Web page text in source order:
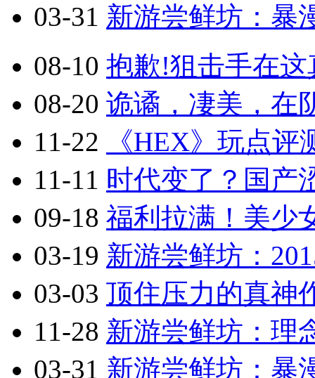
03-31 新游尝鲜坊：暴
08-10 抱歉!狙击手在
08-20 诡谲，凄美，在
11-22
《HEX》玩点
11-11 时代变了？国产
09-18 福利拉满！美少
03-19 新游尝鲜坊：
03-03 顶住压力的真神
11-28 新游尝鲜坊：理
03-31 新游尝鲜坊：暴